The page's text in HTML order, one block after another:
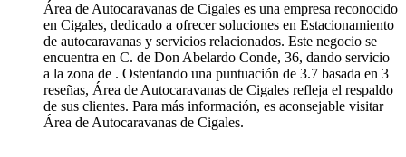
Área de Autocaravanas de Cigales es una empresa reconocido
en Cigales, dedicado a ofrecer soluciones en Estacionamiento
de autocaravanas y servicios relacionados. Este negocio se
encuentra en C. de Don Abelardo Conde, 36, dando servicio
a la zona de . Ostentando una puntuación de 3.7 basada en 3
reseñas, Área de Autocaravanas de Cigales refleja el respaldo
de sus clientes. Para más información, es aconsejable visitar
Área de Autocaravanas de Cigales.